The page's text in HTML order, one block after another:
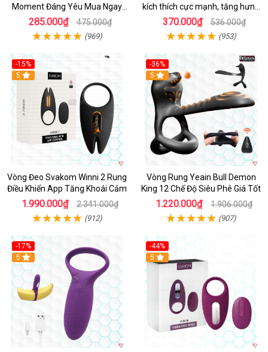
Moment Đáng Yêu Mua Ngay
Giá Tốt
285.000₫ 475.000₫
(969)
kích thích cực mạnh, tăng hưng
phấn
370.000₫ 536.000₫
(953)
-15%
Hot
5
Vòng Đeo Svakom Winni 2 Rung
Điều Khiển App Tăng Khoái Cảm
1.990.000₫ 2.341.000₫
(912)
-36%
Hot
5
Vòng Rung Yeain Bull Demon
King 12 Chế Độ Siêu Phê Giá Tốt
1.220.000₫ 1.906.000₫
(907)
-17%
Hot
5
-44%
5